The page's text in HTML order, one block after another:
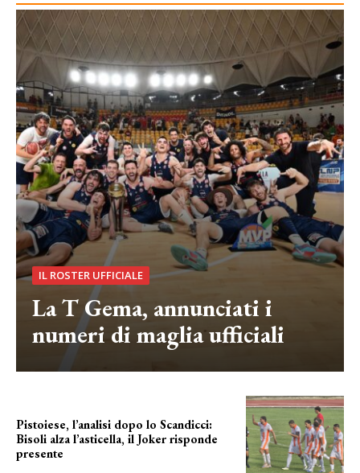
IL ROSTER UFFICIALE
La T Gema, annunciati i
numeri di maglia ufficiali
Pistoiese, l’analisi dopo lo Scandicci:
Bisoli alza l’asticella, il Joker risponde
presente